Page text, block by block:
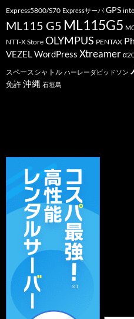
Express5800/S70 Expressサーバ GPS
ML115 G5 ML115G5
NTT-X Store OLYMPUS PENTAX
VEZELWordPress Xtreamer
スペースシャトル ハーレーダビッドソン
免許沖縄 石垣島